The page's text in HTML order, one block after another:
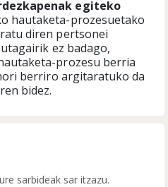
egiteko
hautaketa-prozesuetako
diren pertsonei
ez badago,
prozesu berria
berriro argitaratuko da
bidez.
sarbideak sar itzazu.